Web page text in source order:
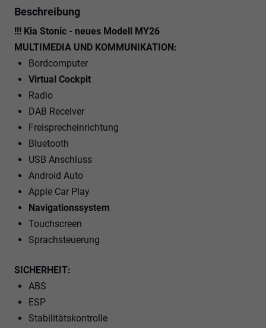
Beschreibung
!!! Kia Stonic - neues Modell MY26
MULTIMEDIA UND KOMMUNIKATION:
Bordcomputer
Virtual Cockpit
Radio
DAB Receiver
Freisprecheinrichtung
Bluetooth
USB Anschluss
Android Auto
Apple Car Play
Navigationssystem
Touchscreen
Sprachsteuerung
SICHERHEIT:
ABS
ESP
Stabilitätskontrolle